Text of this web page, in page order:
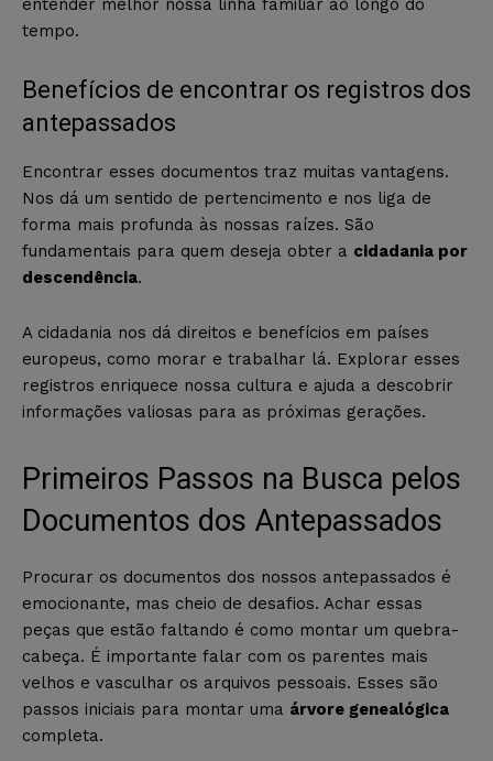
tempo.
Benefícios de encontrar os registros dos
antepassados
Encontrar esses documentos traz muitas vantagens.
Nos dá um sentido de pertencimento e nos liga de
forma mais profunda às nossas raízes. São
fundamentais para quem deseja obter a cidadania por
descendência.
A cidadania nos dá direitos e benefícios em países
europeus, como morar e trabalhar lá. Explorar esses
registros enriquece nossa cultura e ajuda a descobrir
informações valiosas para as próximas gerações.
Primeiros Passos na Busca pelos
Documentos dos Antepassados
Procurar os documentos dos nossos antepassados é
emocionante, mas cheio de desafios. Achar essas
peças que estão faltando é como montar um quebra-
cabeça. É importante falar com os parentes mais
velhos e vasculhar os arquivos pessoais. Esses são
passos iniciais para montar uma árvore genealógica
completa.